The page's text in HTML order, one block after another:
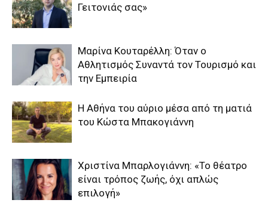
Γειτονιάς σας»
Μαρίνα Κουταρέλλη: Όταν ο
Αθλητισμός Συναντά τον Τουρισμό και
την Εμπειρία
Η Αθήνα του αύριο μέσα από τη ματιά
του Κώστα Μπακογιάννη
Χριστίνα Μπαρλογιάννη: «Το θέατρο
είναι τρόπος ζωής, όχι απλώς
επιλογή»